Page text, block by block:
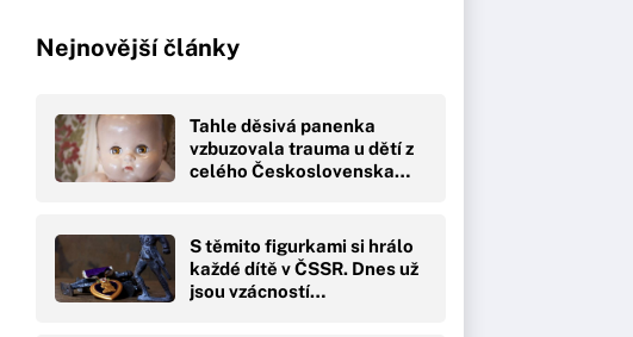
Nejnovější články
Tahle děsivá panenka
vzbuzovala trauma u dětí z
celého Československa…
S těmito figurkami si hrálo
každé dítě v ČSSR. Dnes už
jsou vzácností…